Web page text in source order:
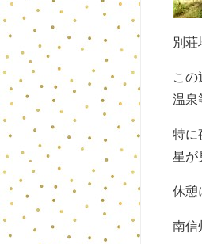
別荘
こ
温泉
特に
星が
休憩
南信